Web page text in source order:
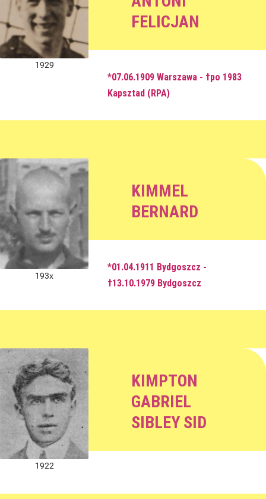
1929
FELICJAN
*07.06.1909 Warszawa - †po 1983
Kapsztad (RPA)
193x
KIMMEL
BERNARD
*01.04.1911 Bydgoszcz -
†13.10.1979 Bydgoszcz
1922
KIMPTON
GABRIEL
SIBLEY SID